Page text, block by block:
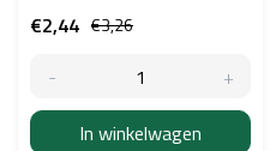
€3,26
€2,44
In winkelwagen